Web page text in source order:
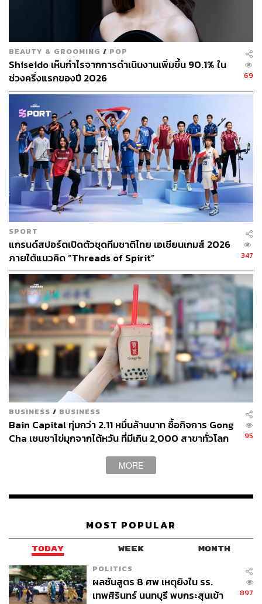
BEAUTY & GROOMING / POP
Shiseido เห็นกำไรจากการดำเนินงานเพิ่มขึ้น 90.1% ใน
ช่วงครึ่งแรกของปี 2026
69
SPORT
แกรนด์สปอร์ตเปิดตัวชุดทีมชาติไทย เอเชียนเกมส์ 2026
ภายใต้แนวคิด “Threads of Spirit”
347
BUSINESS / BUSINESS
Bain Capital ทุ่มกว่า 2.11 หมื่นล้านบาท ซื้อกิจการ Gong
Cha เชนชาไข่มุกจากไต้หวัน ที่มีเกิน 2,000 สาขาทั่วโลก
95
MORE
MOST POPULAR
TODAY WEEK MONTH
POLITICS
ผลชันสูตร 8 ศพ เหตุยิงใน รร.
เทพศิรินทร์ นนทบุรี พบกระสุนเข้า
897